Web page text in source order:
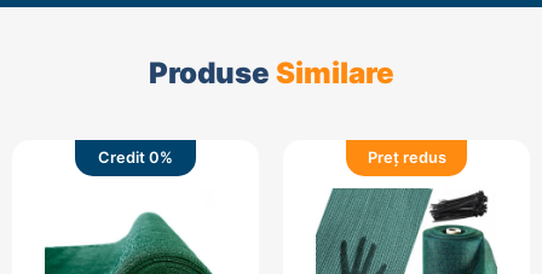
Produse Similare
Credit 0% Preț redus